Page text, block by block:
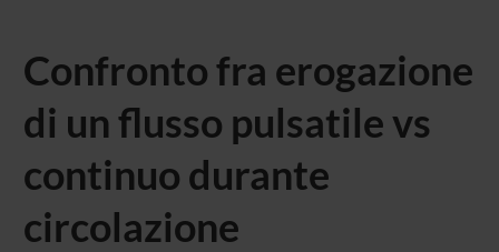
Confronto fra erogazione
di un flusso pulsatile vs
continuo durante
circolazione